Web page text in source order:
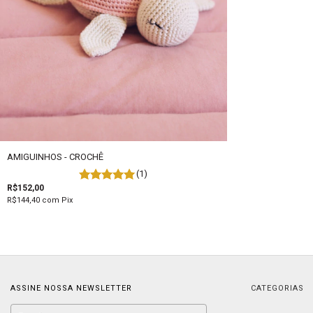
AMIGUINHOS - CROCHÊ
(1)
R$152,00
R$144,40 com Pix
ASSINE NOSSA NEWSLETTER CATEGORIAS